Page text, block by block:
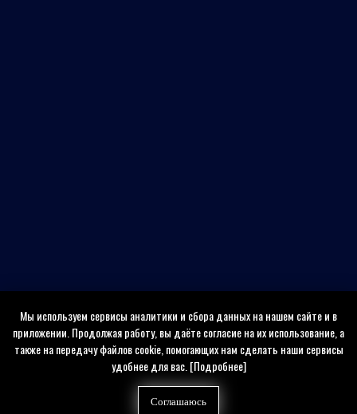
Мы используем сервисы аналитики и сбора данных на нашем сайте и в
приложении. Продолжая работу, вы даёте согласие на их использование, а
также на передачу файлов cookie, помогающих нам сделать наши сервисы
удобнее для вас.[Подробнее]
Соглашаюсь